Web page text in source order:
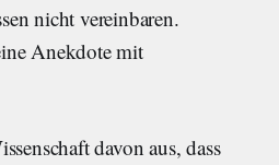
nicht vereinbaren.
Anekdote mit
davon aus, dass